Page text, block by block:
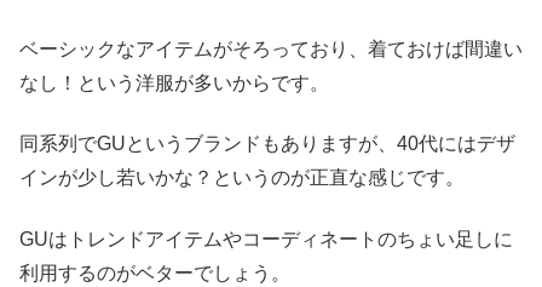
ベーシックなアイテムがそろっており、着ておけば間違い
なし！という洋服が多いからです。
同系列でGUというブランドもありますが、40代にはデザ
インが少し若いかな？というのが正直な感じです。
GUはトレンドアイテムやコーディネートのちょい足しに
利用するのがベターでしょう。